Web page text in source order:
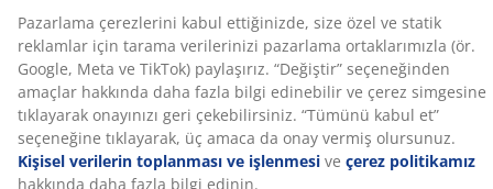
Özellikler
İncelemeler